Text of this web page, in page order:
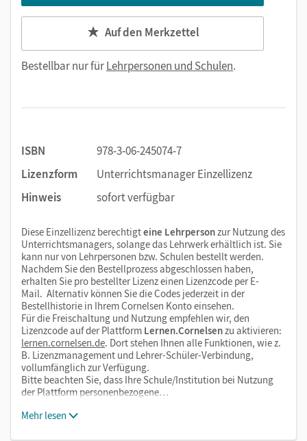
Auf den Merkzettel
Bestellbar nur fürLehrpersonen und Schulen.
ISBN
978-3-06-245074-7
Lizenzform
Unterrichtsmanager Einzellizenz
Hinweis
sofort verfügbar
Diese Einzellizenz berechtigteine Lehrpersonzur Nutzung des
Unterrichtsmanagers, solange das Lehrwerk erhältlich ist. Sie
kann nur von Lehrpersonen bzw. Schulen bestellt werden.
Nachdem Sie den Bestellprozess abgeschlossen haben,
erhalten Sie pro bestellter Lizenz einen Lizenzcode per E-
Mail. Alternativ können Sie die Codes jederzeit in der
Bestellhistorie in Ihrem Cornelsen Konto einsehen.
Für die Freischaltung und Nutzung empfehlen wir, den
Lizenzcode auf der Plattform Lernen.Cornelsenzu aktivieren:
lernen.cornelsen.de. Dort stehen Ihnen alle Funktionen, wie z.
B. Lizenzmanagement und Lehrer-Schüler-Verbindung,
vollumfänglich zur Verfügung.
Bitte beachten Sie, dass Ihre Schule/Institution bei Nutzung
der Plattform personenbezogene…
Mehr lesen